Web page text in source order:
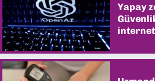
Yapay